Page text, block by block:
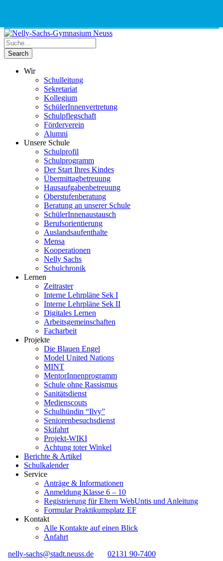
Wir
Schulleitung
Sekretariat
Kollegium
SchülerInnenvertretung
Schulpflegschaft
Förderverein
Alumni
Unsere Schule
Schulprofil
Schulprogramm
Der Start Ihres Kindes
Übermittagbetreuung
Hausaufgabenbetreuung
Oberstufenberatung
Beratung an unserer Schule
SchülerInnenaustausch
Berufsorientierung
Auslandsaufenthalte
Mensa
Kooperationen
Nelly Sachs
Schulchronik
Lernen
Zeitraster
Interne Lehrpläne Sek I
Interne Lehrpläne Sek II
Digitales Lernen
Arbeitsgemeinschaften
Facharbeit
Projekte
Die Blauen Engel
Model United Nations
MINT
MentorInnenprogramm
Schule ohne Rassismus
Sanitätsdienst
Medienscouts
Schulhündin “Ilvy”
Seniorenbesuchsdienst
Skifahrt
Projekt-WIKI
Achtung toter Winkel
Berichte & Artikel
Schulkalender
Service
Anträge & Informationen
Anmeldung Klasse 6 – 10
Registrierung für Eltern WebUntis und Anleitung
Formular Praktikumsplatz EF
Kontakt
Alle Kontakte auf einen Blick
Anfahrt
nelly-sachs@stadt.neuss.de
02131 90-7400
Number
for
calling
Address
Maps